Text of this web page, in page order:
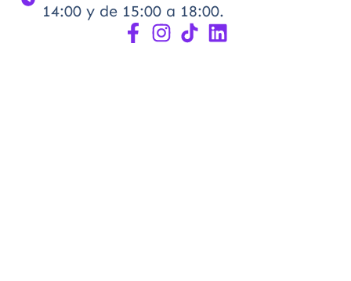
14:00 y de 15:00 a 18:00.